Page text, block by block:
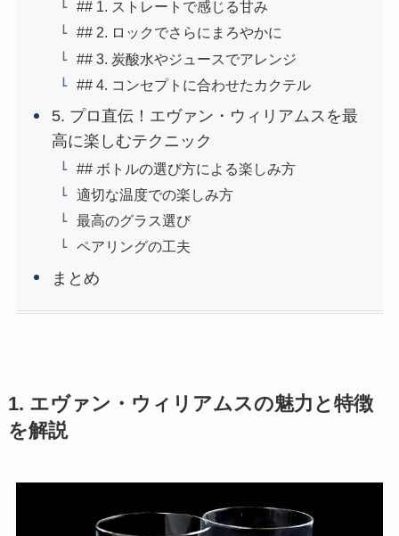
## 1. ストレートで感じる甘み
## 2. ロックでさらにまろやかに
## 3. 炭酸水やジュースでアレンジ
## 4. コンセプトに合わせたカクテル
5. プロ直伝！エヴァン・ウィリアムスを最
高に楽しむテクニック
## ボトルの選び方による楽しみ方
適切な温度での楽しみ方
最高のグラス選び
ペアリングの工夫
まとめ
1. エヴァン・ウィリアムスの魅力と特徴
を解説